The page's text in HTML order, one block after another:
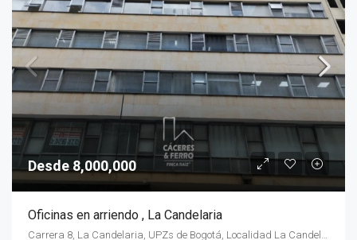
Desde 8,000,000
Oficinas en arriendo , La Candelaria
Carrera 8, La Candelaria, UPZs de Bogotá, Localidad La Candelaria, Bogotá, Bogotá Distrito Capital - Municipio, RAP (Especial) Central, 111711, Colombia